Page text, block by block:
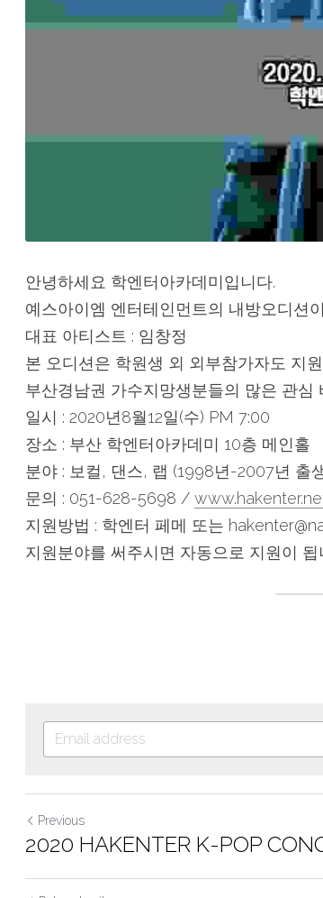
안녕하세요 학엔터아카데미입니다.
예스아이엠 엔터테인먼트의 내방오디션
대표 아티스트 : 임창정
본 오디션은 학원생 외 외부참가자도 지
부산경남권 가수지망생분들의 많은 관심
일시 : 2020년8월12일(수) PM 7:00
장소 : 부산 학엔터아카데미 10층 메인홀
분야 : 보컬, 댄스, 랩 (1998년-2007년 출
문의 : 051-628-5698 /
지원방법 : 학엔터 페메 또는
지원분야를 써주시면 자동으로 지원이 됩
Previous
2020 HAKENTER K-POP